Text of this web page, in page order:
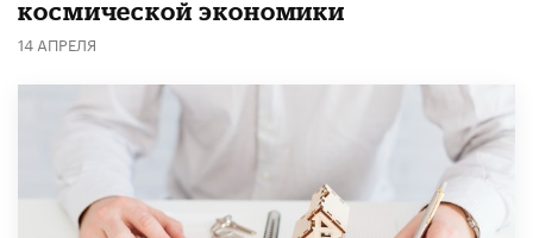
космической экономики
14 АПРЕЛЯ